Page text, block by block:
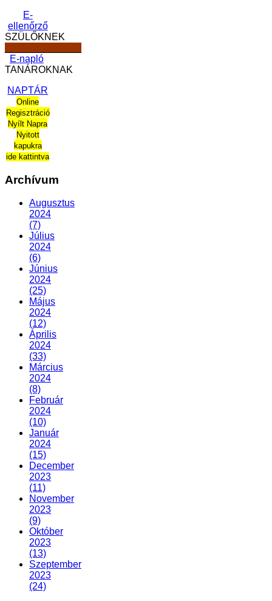
E-
ellenőrző
SZÜLŐKNEK
E-napló
TANÁROKNAK
NAPTÁR
Online
Regisztráció
Nyílt Napra
Nyitott
kapukra
ide kattintva
Archívum
Augusztus
2024
(7)
Július
2024
(6)
Június
2024
(25)
Május
2024
(12)
Április
2024
(33)
Március
2024
(8)
Február
2024
(10)
Január
2024
(15)
December
2023
(11)
November
2023
(9)
Október
2023
(13)
Szeptember
2023
(24)